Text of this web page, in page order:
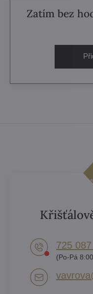
Zatím bez
725
(Po-Pá